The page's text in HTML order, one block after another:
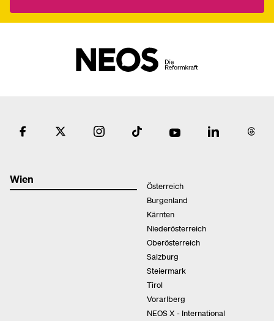
Wien
Österreich
Burgenland
Kärnten
Niederösterreich
Oberösterreich
Salzburg
Steiermark
Tirol
Vorarlberg
NEOS X - International